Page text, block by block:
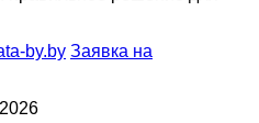
by.by Заявка на